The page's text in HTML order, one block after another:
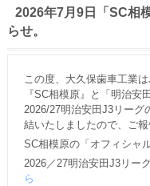
2026年7月9日「SC相
らせ。
この度、大久保歯車工業
『SC相模原』と「明治安
2026/27明治安田J3リーグ
結いたしましたので、ご報
SC相模原の「オフィシャ
2026／27明治安田J3リー
ら